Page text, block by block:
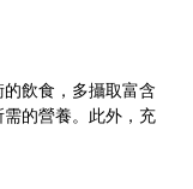
飲食，多攝取富含
的營養。此外，充